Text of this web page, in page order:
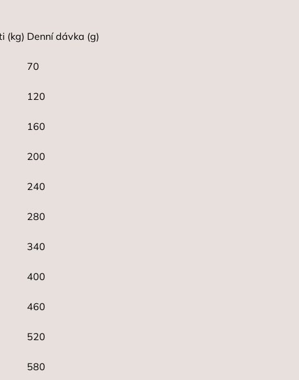
(kg) Denní dávka (g)
70
120
160
200
240
280
340
400
460
520
580